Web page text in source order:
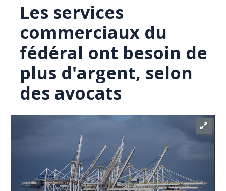
Les services
commerciaux du
fédéral ont besoin de
plus d'argent, selon
des avocats